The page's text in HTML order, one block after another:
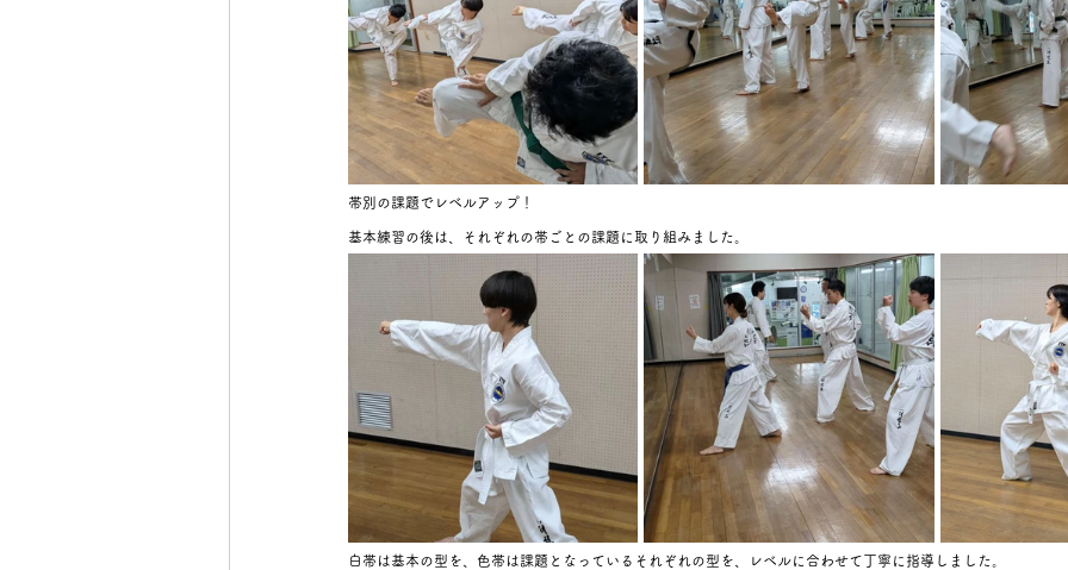
帯別の課題でレベルアップ！
基本練習の後は、それぞれの帯ごとの課題に取り組みました。
白帯は基本の型を、色帯は課題となっているそれぞれの型を、レベルに合わせて丁寧に指導しました。